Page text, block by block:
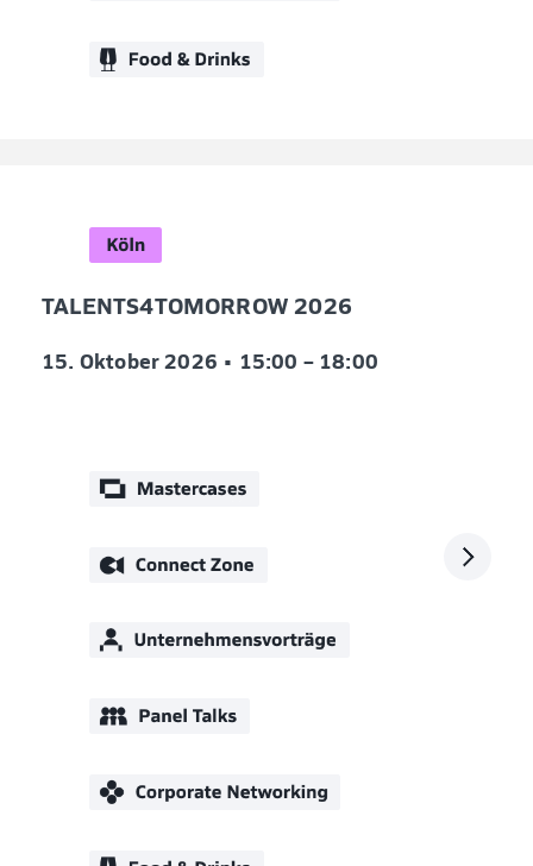
TALENTS4TOMORROW 2026
15. Oktober 2026 • 15:00 – 18:00